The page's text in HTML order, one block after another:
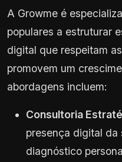
A Growme é
populares a estruturar
digital que respeitam
promovem um
abordagens incluem:
Consultoria
presença digital da
diagnóstico